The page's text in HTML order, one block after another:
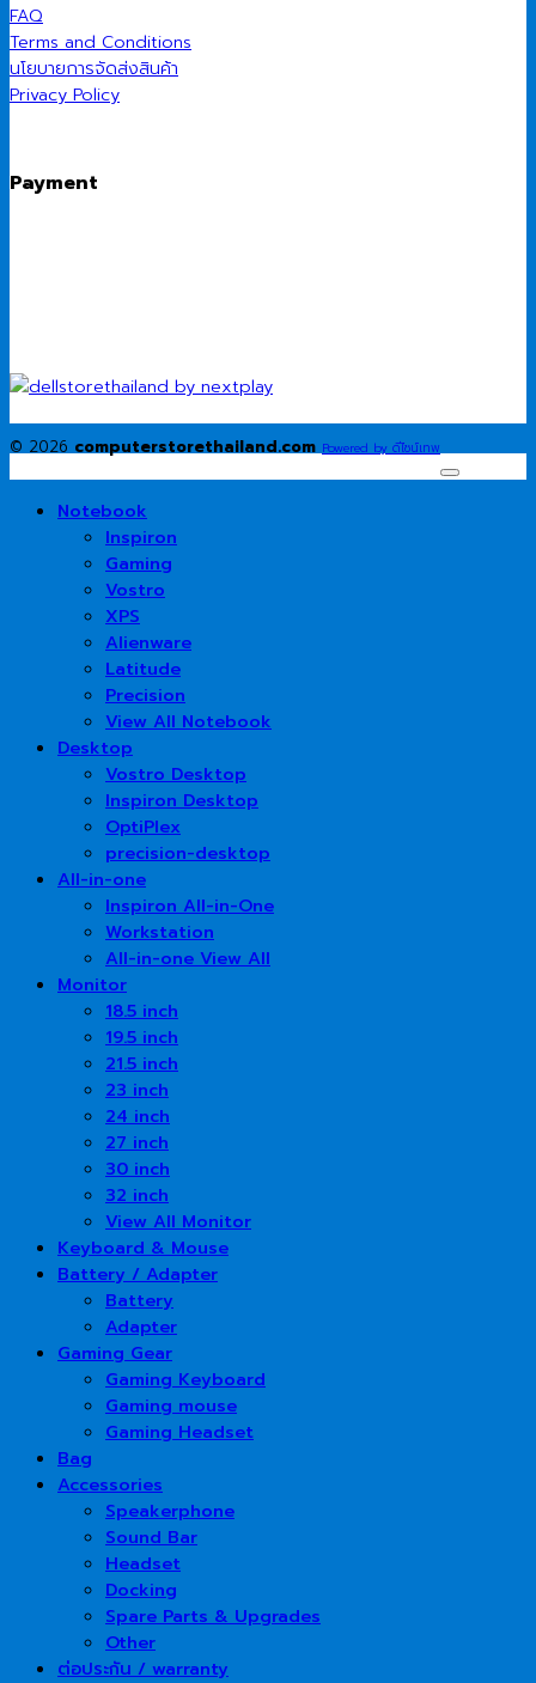
FAQ
Terms and Conditions
นโยบายการจัดส่งสินค้า
Privacy Policy
Payment
© 2026 computerstorethailand.com Powered by ดีไซน์เทพ
Notebook
Inspiron
Gaming
Vostro
XPS
Alienware
Latitude
Precision
View All Notebook
Desktop
Vostro Desktop
Inspiron Desktop
OptiPlex
precision-desktop
All-in-one
Inspiron All-in-One
Workstation
All-in-one View All
Monitor
18.5 inch
19.5 inch
21.5 inch
23 inch
24 inch
27 inch
30 inch
32 inch
View All Monitor
Keyboard & Mouse
Battery / Adapter
Battery
Adapter
Gaming Gear
Gaming Keyboard
Gaming mouse
Gaming Headset
Bag
Accessories
Speakerphone
Sound Bar
Headset
Docking
Spare Parts & Upgrades
Other
ต่อประกัน / warranty